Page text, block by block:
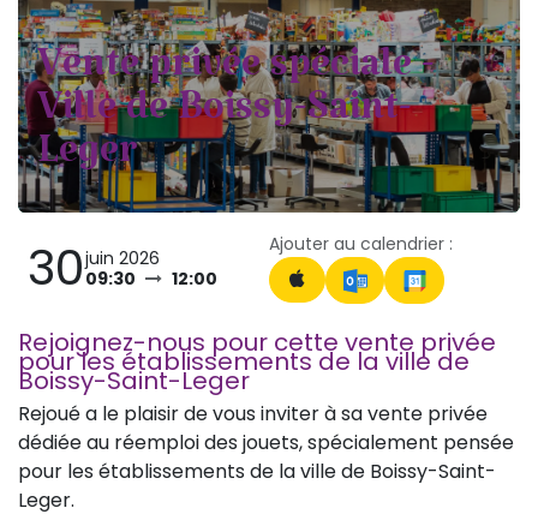
Vente privée spéciale -
Ville de Boissy-Saint-
Leger
30juin 2026
09:30
12:00
Ajouter au calendrier :
Rejoignez-nous pour cette vente privée
pour les établissements de la ville de
Boissy-Saint-Leger
Rejoué a le plaisir de vous inviter à sa vente privée
dédiée au réemploi des jouets, spécialement pensée
pour les établissements de la ville de Boissy-Saint-
Leger.